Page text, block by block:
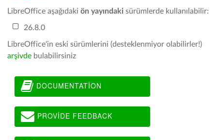
LibreOffice aşağıdaki ön yayındaki sürümlerde kullanılabilir:
26.8.0
LibreOffice'in eski sürümlerini (desteklenmiyor olabilirler!)
arşivde bulabilirsiniz
DOCUMENTATION
PROVIDE FEEDBACK